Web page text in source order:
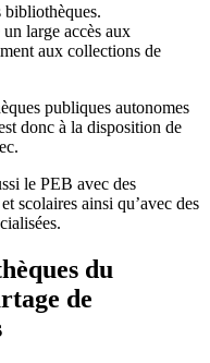
bibliothèques.
large accès aux
aux collections de
èques publiques autonomes
donc à la disposition de
le PEB avec des
scolaires ainsi qu’avec des
du
de